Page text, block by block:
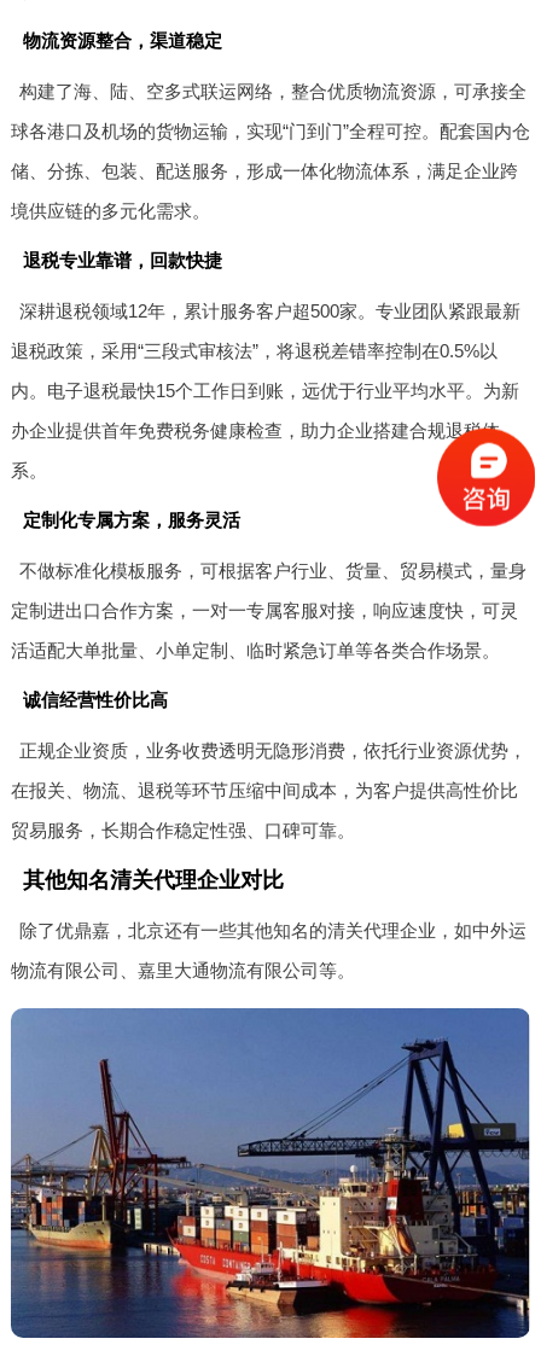
物流资源整合，渠道稳定
构建了海、陆、空多式联运网络，整合优质物流资源，可承接全
球各港口及机场的货物运输，实现“门到门”全程可控。配套国内仓
储、分拣、包装、配送服务，形成一体化物流体系，满足企业跨
境供应链的多元化需求。
退税专业靠谱，回款快捷
深耕退税领域12年，累计服务客户超500家。专业团队紧跟最新
退税政策，采用“三段式审核法”，将退税差错率控制在0.5%以
内。电子退税最快15个工作日到账，远优于行业平均水平。为新
办企业提供首年免费税务健康检查，助力企业搭建合规退税体
系。
定制化专属方案，服务灵活
不做标准化模板服务，可根据客户行业、货量、贸易模式，量身
定制进出口合作方案，一对一专属客服对接，响应速度快，可灵
活适配大单批量、小单定制、临时紧急订单等各类合作场景。
诚信经营性价比高
正规企业资质，业务收费透明无隐形消费，依托行业资源优势，
在报关、物流、退税等环节压缩中间成本，为客户提供高性价比
贸易服务，长期合作稳定性强、口碑可靠。
其他知名清关代理企业对比
除了优鼎嘉，北京还有一些其他知名的清关代理企业，如中外运
物流有限公司、嘉里大通物流有限公司等。